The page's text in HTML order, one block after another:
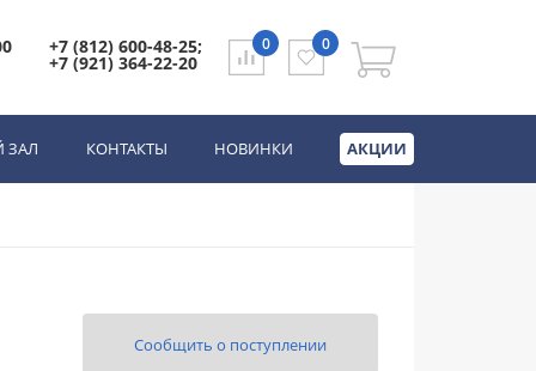
+7 (812) 600-48-25;
+7 (921) 364-22-20
0 0
ЗАЛ КОНТАКТЫ НОВИНКИ АКЦИИ
с закрытым
AC0105-
Сообщить о поступлении